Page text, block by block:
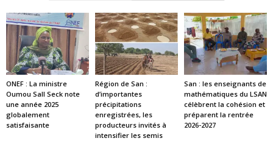
ONEF : La ministre
Oumou Sall Seck note
une année 2025
globalement
satisfaisante
Région de San :
d’importantes
précipitations
enregistrées, les
producteurs invités à
intensifier les semis
San : les enseignants de
mathématiques du LSAN
célèbrent la cohésion et
préparent la rentrée
2026-2027